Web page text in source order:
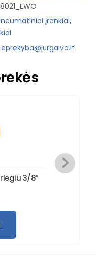
įrankiai,
eprekyba@jurgaiva.lt
3/8″